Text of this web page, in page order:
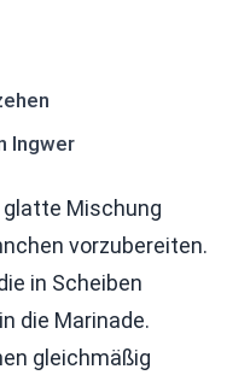
Ingwer
glatte Mischung
vorzubereiten.
in Scheiben
die Marinade.
gleichmäßig